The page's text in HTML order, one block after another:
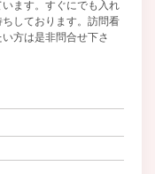
います。すぐにでも入れ
ちしております。訪問看
方は是非問合せ下さ